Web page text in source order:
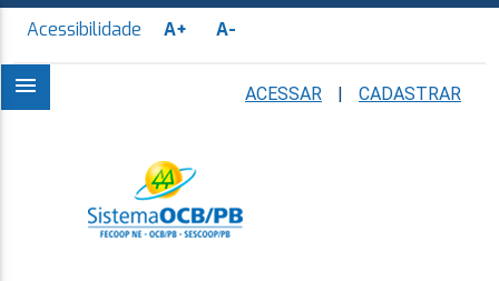
Acessibilidade A+ A-
menu ACESSAR CADASTRAR